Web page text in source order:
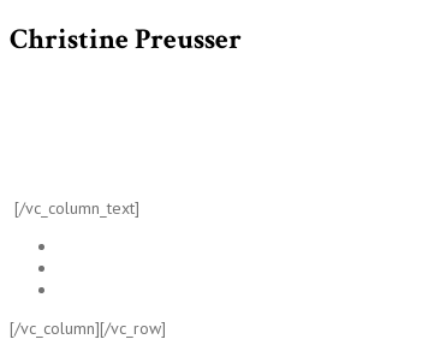
Christine Preusser
[/vc_column_text]
[/vc_column][/vc_row]